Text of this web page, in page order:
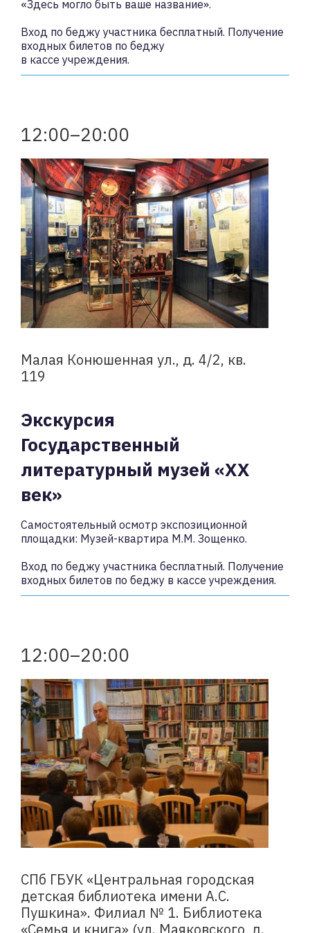
«Здесь могло быть ваше название».
Вход по беджу участника бесплатный. Получение
входных билетов по беджу
в кассе учреждения.
12:00–20:00
Малая Конюшенная ул., д. 4/2, кв.
119
Экскурсия
Государственный
литературный музей «ХХ
век»
Самостоятельный осмотр экспозиционной
площадки: Музей-квартира М.М. Зощенко.
Вход по беджу участника бесплатный. Получение
входных билетов по беджу в кассе учреждения.
12:00–20:00
СПб ГБУК «Центральная городская
детская библиотека имени А.С.
Пушкина». Филиал № 1. Библиотека